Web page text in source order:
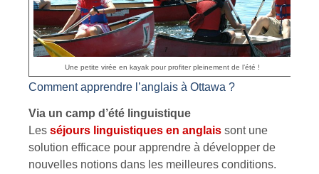
Une petite virée en kayak pour profiter pleinement de l’été !
Comment apprendre l’anglais à Ottawa ?
Via un camp d’été linguistique
Les séjours linguistiques en anglais sont une
solution efficace pour apprendre à développer de
nouvelles notions dans les meilleures conditions.